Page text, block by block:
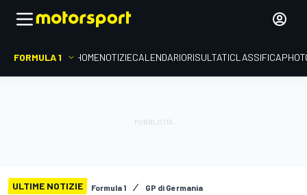
FORMULA 1 HOMENOTIZIECALENDARIORISULTATICLASSIFICA
ULTIME NOTIZIE Formula 1 GP di Germania